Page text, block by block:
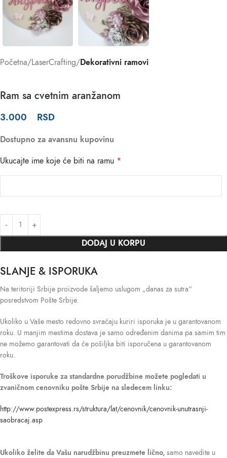
Početna LaserCrafting Dekorativni ramovi
Ram sa cvetnim aranžanom
3.000 RSD
Dostupno za avansnu kupovinu
Ukucajte ime koje će biti na ramu *
DODAJ U KORPU
SLANJE & ISPORUKA
Na teritoriji Srbije proizvode šaljemo uslugom „danas za sutra“
posredstvom Pošte Srbije.
Ukoliko u Vaše mesto redovno svraćaju kuriri isporuka je u garantovanom
roku. U manjim mestima dostava je samo određenim danima pa samim tim
ne možemo garantovati da će pošiljka biti isporučena u garantovanom
roku.
Troškove isporuke za standardne porudžbine možete pogledati u
zvaničnom cenovniku pošte Srbije na sledecem linku:
http://www.postexpress.rs/struktura/lat/cenovnik/cenovnik-unutrasnji-
saobracaj.asp
Ukoliko želite da Vašu narudžbinu preuzmete lično, samo navedite u